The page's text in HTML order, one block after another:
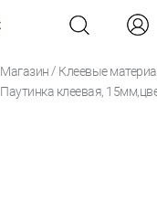
Магазин / Клеевые
Паутинка клеевая,